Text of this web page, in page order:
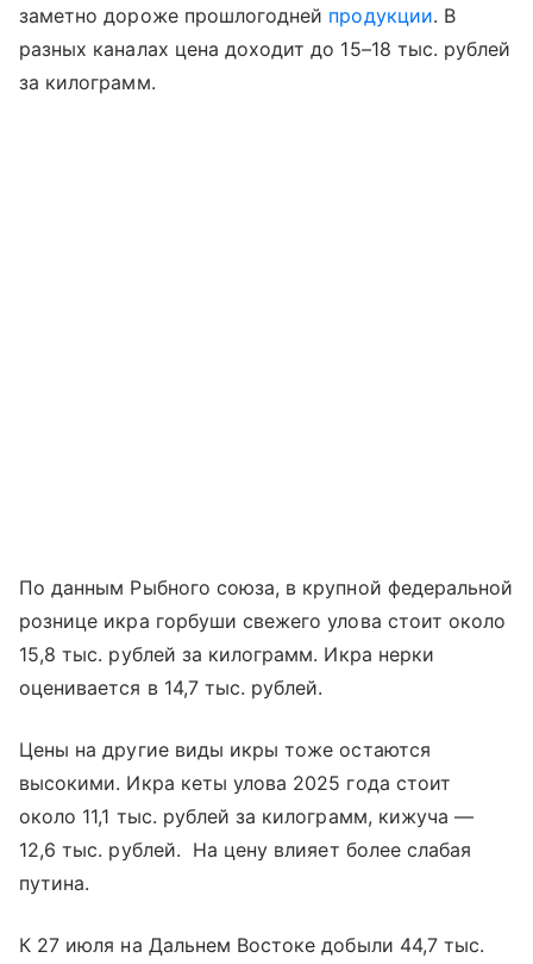
заметно дороже прошлогодней продукции. В
разных каналах цена доходит до 15–18 тыс. рублей
за килограмм.
По данным Рыбного союза, в крупной федеральной
рознице икра горбуши свежего улова стоит около
15,8 тыс. рублей за килограмм. Икра нерки
оценивается в 14,7 тыс. рублей.
Цены на другие виды икры тоже остаются
высокими. Икра кеты улова 2025 года стоит
около 11,1 тыс. рублей за килограмм, кижуча —
12,6 тыс. рублей. На цену влияет более слабая
путина.
К 27 июля на Дальнем Востоке добыли 44,7 тыс.